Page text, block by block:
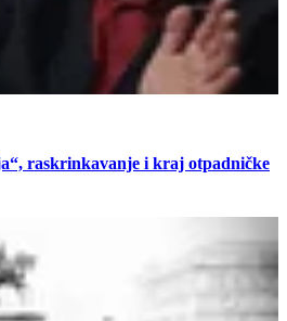
raskrinkavanje i kraj otpadničke